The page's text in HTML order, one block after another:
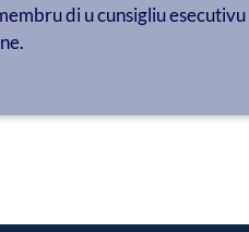
di u cunsigliu